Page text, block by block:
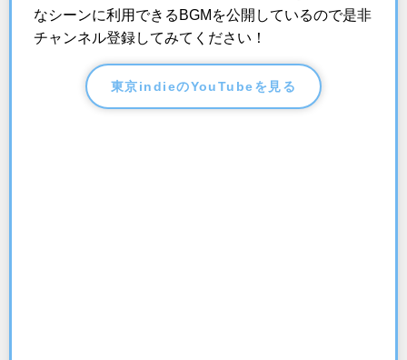
なシーンに利用できるBGMを公開しているので是非
チャンネル登録してみてください！
東京indieのYouTubeを見る